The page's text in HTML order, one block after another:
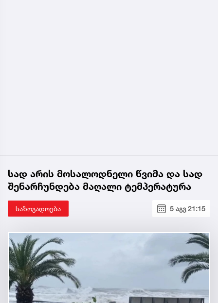
სად არის მოსალოდნელი წვიმა და სად
შენარჩუნდება მაღალი ტემპერატურა
საზოგადოება 5 აგვ 21:15